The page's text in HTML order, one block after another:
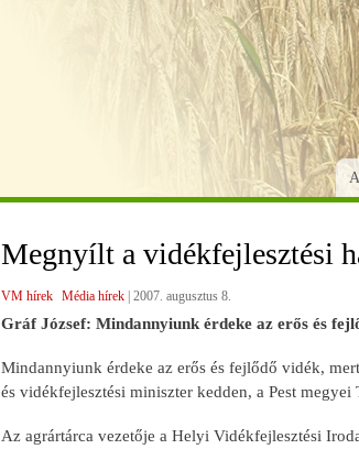
a
Megnyílt a vidékfejlesztési
VM hírek Média hírek 2007. augusztus 8.
Gráf József: Mindannyiunk érdeke az erős és
Mindannyiunk érdeke az erős és fejlődő vidék,
és vidékfejlesztési miniszter kedden, a Pest megyei
Az agrártárca vezetője a Helyi Vidékfejlesztési